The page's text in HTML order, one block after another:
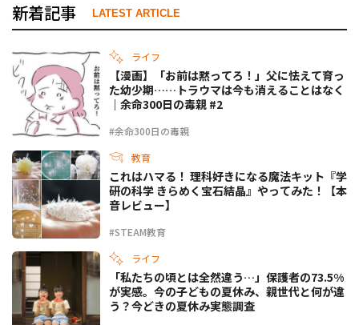
新着記事 LATEST ARTICLE
ライフ
#余命300日の毒親
【漫画】「お前は黙ってろ！」父に怯えて育っ
た幼少期……トラウマは今も消えることはなく
｜余命300日の毒親 #2
教育
#STEAM教育
これはハマる！ 理科好きになる魔法キット『学
研の科学 きらめく宝石結晶』やってみた！【本
音レビュー】
ライフ
「私たちの頃とは全然違う…」保護者の73.5%
が実感。今の子どもの夏休み、親世代と何が違
う？今どきの夏休み実態調査